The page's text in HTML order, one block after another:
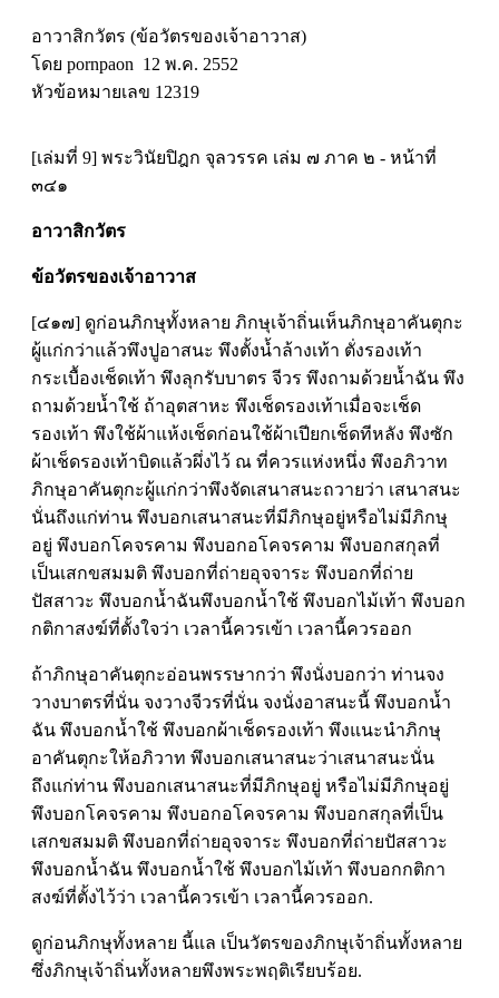
อาวาสิกวัตร (ข้อวัตรของเจ้าอาวาส)
โดย pornpaon 12 พ.ค. 2552
หัวข้อหมายเลข 12319
[เล่มที่ 9] พระวินัยปิฎก จุลวรรค เล่ม ๗ ภาค ๒ - หน้าที่
๓๔๑
อาวาสิกวัตร
ข้อวัตรของเจ้าอาวาส
[๔๑๗] ดูก่อนภิกษุทั้งหลาย ภิกษุเจ้าถิ่นเห็นภิกษุอาคันตุกะ
ผู้แก่กว่าแล้วพึงปูอาสนะ พึงตั้งน้ำล้างเท้า ตั่งรองเท้า
กระเบื้องเช็ดเท้า พึงลุกรับบาตร จีวร พึงถามด้วยน้ำฉัน พึง
ถามด้วยน้ำใช้ ถ้าอุตสาหะ พึงเช็ดรองเท้าเมื่อจะเช็ด
รองเท้า พึงใช้ผ้าแห้งเช็ดก่อนใช้ผ้าเปียกเช็ดทีหลัง พึงซัก
ผ้าเช็ดรองเท้าบิดแล้วผึ่งไว้ ณ ที่ควรแห่งหนึ่ง พึงอภิวาท
ภิกษุอาคันตุกะผู้แก่กว่าพึงจัดเสนาสนะถวายว่า เสนาสนะ
นั่นถึงแก่ท่าน พึงบอกเสนาสนะที่มีภิกษุอยู่หรือไม่มีภิกษุ
อยู่ พึงบอกโคจรคาม พึงบอกอโคจรคาม พึงบอกสกุลที่
เป็นเสกขสมมติ พึงบอกที่ถ่ายอุจจาระ พึงบอกที่ถ่าย
ปัสสาวะ พึงบอกน้ำฉันพึงบอกน้ำใช้ พึงบอกไม้เท้า พึงบอก
กติกาสงฆ์ที่ตั้งใจว่า เวลานี้ควรเข้า เวลานี้ควรออก
ถ้าภิกษุอาคันตุกะอ่อนพรรษากว่า พึงนั่งบอกว่า ท่านจง
วางบาตรที่นั่น จงวางจีวรที่นั่น จงนั่งอาสนะนี้ พึงบอกน้ำ
ฉัน พึงบอกน้ำใช้ พึงบอกผ้าเช็ดรองเท้า พึงแนะนำภิกษุ
อาคันตุกะให้อภิวาท พึงบอกเสนาสนะว่าเสนาสนะนั่น
ถึงแก่ท่าน พึงบอกเสนาสนะที่มีภิกษุอยู่ หรือไม่มีภิกษุอยู่
พึงบอกโคจรคาม พึงบอกอโคจรคาม พึงบอกสกุลที่เป็น
เสกขสมมติ พึงบอกที่ถ่ายอุจจาระ พึงบอกที่ถ่ายปัสสาวะ
พึงบอกน้ำฉัน พึงบอกน้ำใช้ พึงบอกไม้เท้า พึงบอกกติกา
สงฆ์ที่ตั้งไว้ว่า เวลานี้ควรเข้า เวลานี้ควรออก.
ดูก่อนภิกษุทั้งหลาย นี้แล เป็นวัตรของภิกษุเจ้าถิ่นทั้งหลาย
ซึ่งภิกษุเจ้าถิ่นทั้งหลายพึงพระพฤติเรียบร้อย.